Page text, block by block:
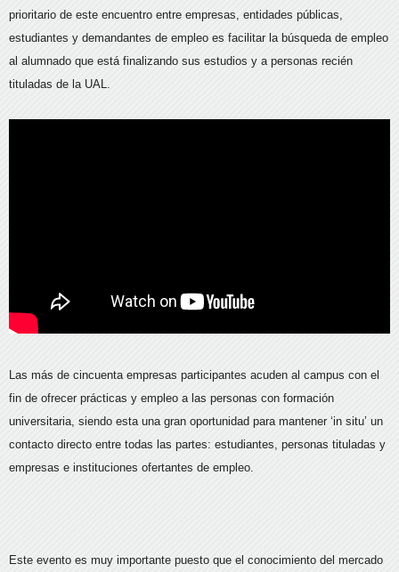
prioritario de este encuentro entre empresas, entidades públicas,
estudiantes y demandantes de empleo es facilitar la búsqueda de empleo
al alumnado que está finalizando sus estudios y a personas recién
tituladas de la UAL.
Las más de cincuenta empresas participantes acuden al campus con el
fin de ofrecer prácticas y empleo a las personas con formación
universitaria, siendo esta una gran oportunidad para mantener ‘in situ’ un
contacto directo entre todas las partes: estudiantes, personas tituladas y
empresas e instituciones ofertantes de empleo.
Este evento es muy importante puesto que el conocimiento del mercado